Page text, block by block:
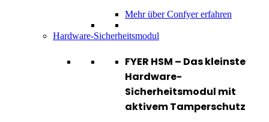
Mehr über Confyer erfahren
Hardware-Sicherheitsmodul
FYER HSM – Das kleinste
Hardware-
Sicherheitsmodul mit
aktivem Tamperschutz